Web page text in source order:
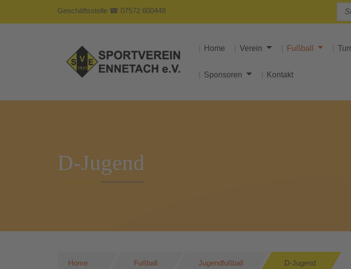
Geschäftsstelle ☎ 07572 600448
Home Verein Fußball
Sponsoren Kontakt
D-Jugend
Home Fußball Jugendfußball D-Jugend